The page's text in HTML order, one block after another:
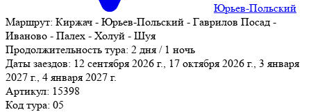
Юрьев-Польский
Маршрут: Киржач - Юрьев-Польский - Гаврилов Посад -
Иваново - Палех - Холуй - Шуя
Продолжительность тура: 2 дня / 1 ночь
Даты заездов: 12 сентября 2026 г., 17 октября 2026 г., 3 января
2027 г., 4 января 2027 г.
Артикул: 15398
Код тура: 05